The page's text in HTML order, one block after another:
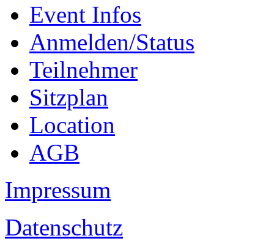
Event Infos
Anmelden/Status
Teilnehmer
Sitzplan
Location
AGB
Impressum
Datenschutz